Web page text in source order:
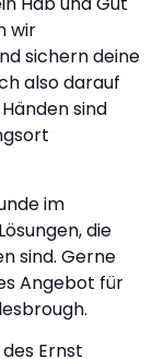
wir
sichern deine
also darauf
sind
im
die
sind. Gerne
Angebot für
Ernst